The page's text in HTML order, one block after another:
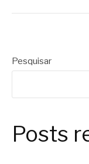
Pesquisar
Posts